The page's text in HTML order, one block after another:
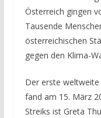
Österreich gingen
Tausende
österreichischen
gegen den Klima-
Der erste weltweite
fand am 15. März
Streiks ist Greta